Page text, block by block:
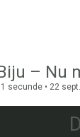
– Nu
secunde • 22